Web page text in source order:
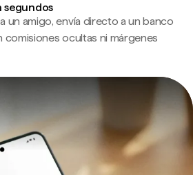
segundos
un amigo, envía directo a un banco
comisiones ocultas ni márgenes